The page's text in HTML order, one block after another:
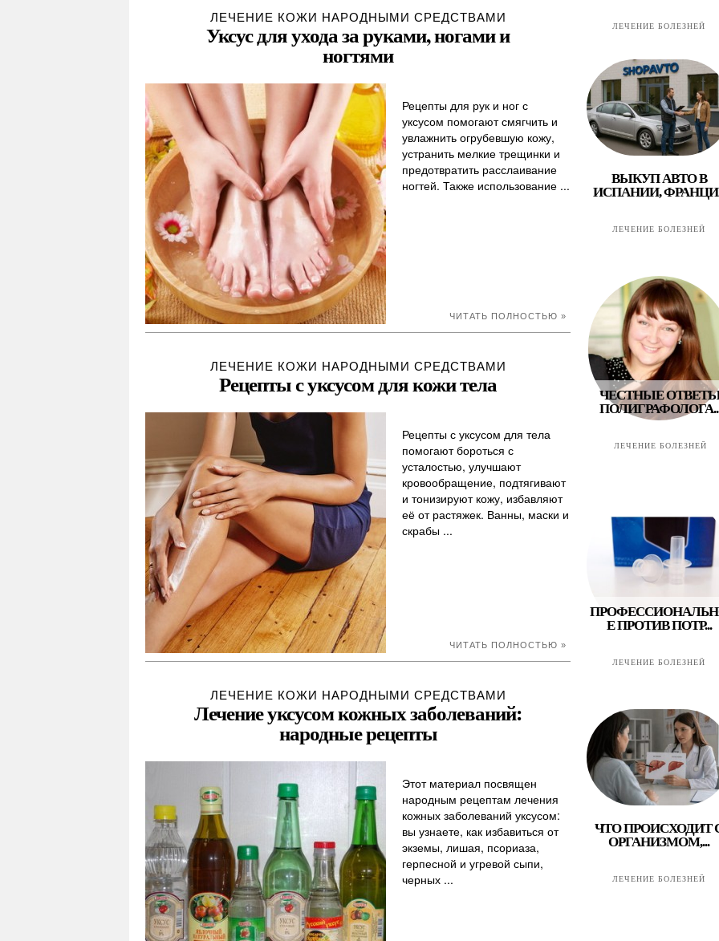
ЛЕЧЕНИЕ КОЖИ НАРОДНЫМИ СРЕДСТВАМИ
Уксус для ухода за руками, ногами и
ногтями
Рецепты для рук и ног с
уксусом помогают смягчить и
увлажнить огрубевшую кожу,
устранить мелкие трещинки и
предотвратить расслаивание
ногтей. Также использование ...
ЧИТАТЬ ПОЛНОСТЬЮ »
ЛЕЧЕНИЕ КОЖИ НАРОДНЫМИ СРЕДСТВАМИ
Рецепты с уксусом для кожи тела
Рецепты с уксусом для тела
помогают бороться с
усталостью, улучшают
кровообращение, подтягивают
и тонизируют кожу, избавляют
её от растяжек. Ванны, маски и
скрабы ...
ЧИТАТЬ ПОЛНОСТЬЮ »
ЛЕЧЕНИЕ КОЖИ НАРОДНЫМИ СРЕДСТВАМИ
Лечение уксусом кожных заболеваний:
народные рецепты
Этот материал посвящен
народным рецептам лечения
кожных заболеваний уксусом:
вы узнаете, как избавиться от
экземы, лишая, псориаза,
герпесной и угревой сыпи,
черных ...
ЛЕЧЕНИЕ БОЛЕЗНЕЙ
ВЫКУП АВТО В
ИСПАНИИ,
ЛЕЧЕНИЕ БОЛЕЗНЕЙ
ЧЕСТНЫЕ
ЛЕЧЕНИЕ БОЛЕЗНЕЙ
Е ПРОТИВ ПОТР...
ЛЕЧЕНИЕ БОЛЕЗНЕЙ
ЧТО ПРОИСХОДИТ
ОРГАНИЗМОМ,...
ЛЕЧЕНИЕ БОЛЕЗНЕЙ